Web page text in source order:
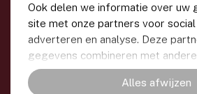
Website door
© 2026 MartensBouw •
voorwaarden•Cookievoorkeuren
Ook delen we informatie over uw
site met onze partners voor social
adverteren en analyse. Deze
gegevens combineren met
aan ze heeft verstrekt of die ze
op basis van uw gebruik van hun
Alles afwijzen